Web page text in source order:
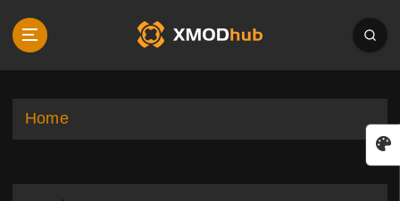
p
Home